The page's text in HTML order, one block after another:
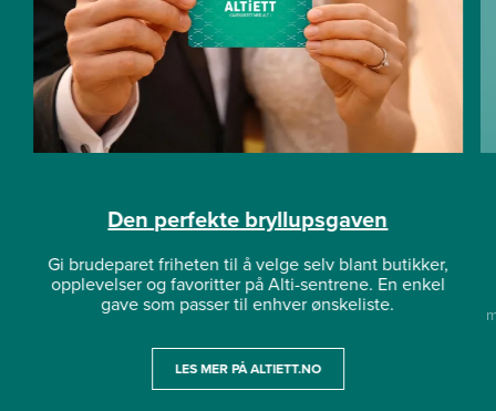
Den perfekte bryllupsgaven
Gi brudeparet friheten til å velge selv blant butikker,
opplevelser og favoritter på Alti-sentrene. En enkel
gave som passer til enhver ønskeliste.
LES MER PÅ ALTIETT.NO